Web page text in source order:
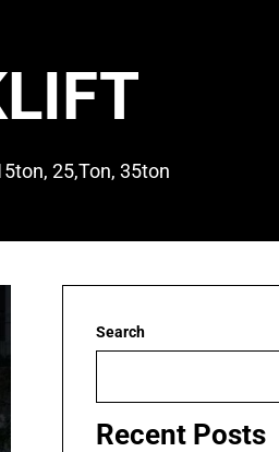
25,Ton, 35ton
Search
Recent Posts